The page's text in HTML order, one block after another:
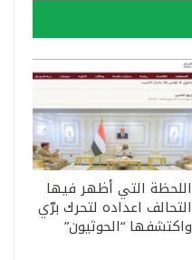
اللحظة التي أظهر فيها
التحالف اعداده لتحرك برّي
واكتشفها “الحوثيون”